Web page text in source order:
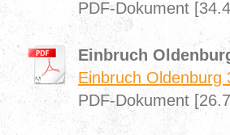
PDF-Dokument
Einbruch
Einbruch Oldenburg
PDF-Dokument